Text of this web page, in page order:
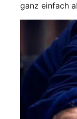
ganz einfach